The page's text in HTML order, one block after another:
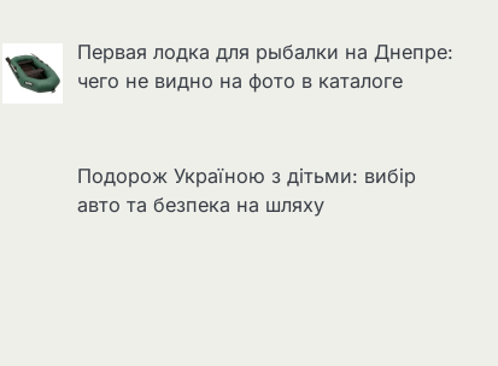
Первая лодка для рыбалки на Днепре:
чего не видно на фото в каталоге
Подорож Україною з дітьми: вибір
авто та безпека на шляху